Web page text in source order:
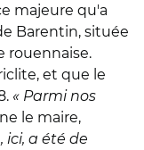
majeure qu'a
Barentin, située
rouennaise.
et que le
« Parmi nos
le maire,
ici, a été de